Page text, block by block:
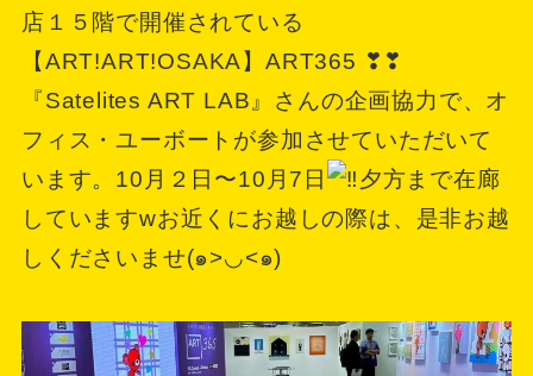
店１５階で開催されている
【ART!ART!OSAKA】ART365 ❣❣
『Satelites ART LAB』さんの企画協力で、オ
フィス・ユーボートが参加させていただいて
います。10月２日〜10月7日
夕方まで在廊
していますwお近くにお越しの際は、是非お越
しくださいませ(๑>◡<๑)